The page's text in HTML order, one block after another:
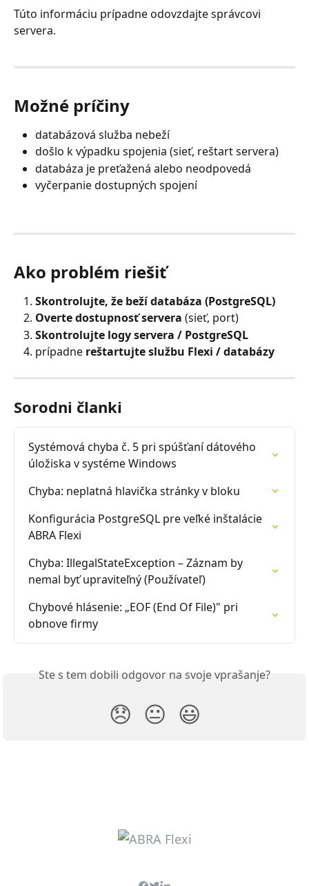
Túto informáciu prípadne odovzdajte správcovi
servera.
Možné príčiny
databázová služba nebeží
došlo k výpadku spojenia (sieť, reštart servera)
databáza je preťažená alebo neodpovedá
vyčerpanie dostupných spojení
Ako problém riešiť
Skontrolujte, že beží databáza (PostgreSQL)
Overte dostupnosť servera (sieť, port)
Skontrolujte logy servera / PostgreSQL
prípadne reštartujte službu Flexi / databázy
Sorodni članki
Systémová chyba č. 5 pri spúšťaní dátového
úložiska v systéme Windows
Chyba: neplatná hlavička stránky v bloku
Konfigurácia PostgreSQL pre veľké inštalácie
ABRA Flexi
Chyba: IllegalStateException – Záznam by
nemal byť upraviteľný (Používateľ)
Chybové hlásenie: „EOF (End Of File)" pri
obnove firmy
Ste s tem dobili odgovor na svoje vprašanje?
😞 😐 😃